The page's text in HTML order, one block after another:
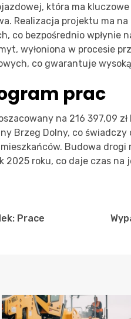
która ma
Realizacja projektu ma
co bezpośrednio
wyłoniona w procesie
co gwarantuje
prac
na 216 397,09
Brzeg Dolny, co
Budowa
2025 roku, co daje czas na
Prace